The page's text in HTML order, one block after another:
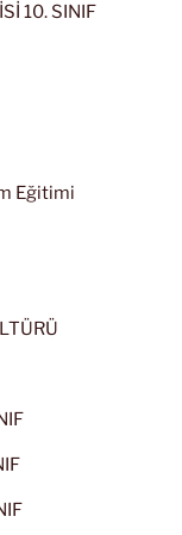
10. SINIF
Eğitimi